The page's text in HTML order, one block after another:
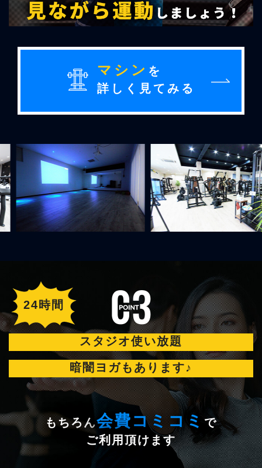
マシン を
詳しく見てみる
24時間
スタジオ使い放題
暗闇ヨガもあります♪
もちろん会費コミコミ で
ご利用頂けます